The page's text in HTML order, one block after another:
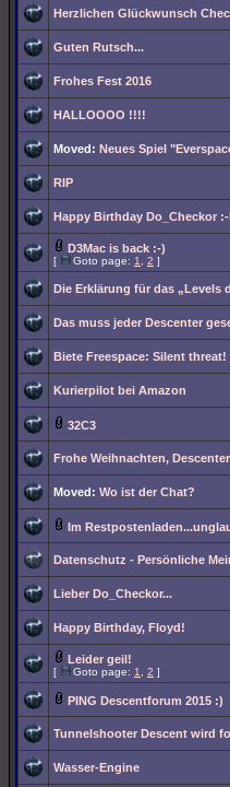
Herzlichen Glückwunsch
Guten Rutsch...
Frohes Fest 2016
HALLOOOO !!!!
Moved: Neues Spiel
RIP
Happy Birthday Do_Checkor :-
D3Mac is back :-)
[ Goto page: 1 2 ]
Die Erklärung für das „Levels
Das muss jeder Descenter
Biete Freespace: Silent threat!
Kurierpilot bei Amazon
32C3
Frohe Weihnachten,
Moved: Wo ist der Chat?
Im
Datenschutz - Persönliche
Lieber Do_Checkor...
Happy Birthday, Floyd!
Leider geil!
[ Goto page: 1 2 ]
PING Descentforum 2015 :)
Tunnelshooter Descent wird
Wasser-Engine